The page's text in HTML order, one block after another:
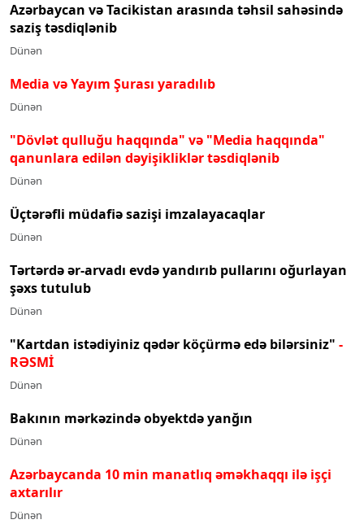
Azərbaycan və Tacikistan arasında təhsil sahəsində
saziş təsdiqlənib
Dünən
Media və Yayım Şurası yaradılıb
Dünən
"Dövlət qulluğu haqqında" və "Media haqqında"
qanunlara edilən dəyişikliklər təsdiqlənib
Dünən
Üçtərəfli müdafiə sazişi imzalayacaqlar
Dünən
Tərtərdə ər-arvadı evdə yandırıb pullarını oğurlayan
şəxs tutulub
Dünən
"Kartdan istədiyiniz qədər köçürmə edə bilərsiniz" -
RƏSMİ
Dünən
Bakının mərkəzində obyektdə yanğın
Dünən
Azərbaycanda 10 min manatlıq əməkhaqqı ilə işçi
axtarılır
Dünən